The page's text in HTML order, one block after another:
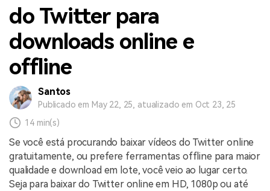
do Twitter para
downloads online e
offline
Santos
Publicado em May 22, 25, atualizado em Oct 23, 25
14 min(s)
Se você está procurando baixar vídeos do Twitter online
gratuitamente, ou prefere ferramentas offline para maior
qualidade e download em lote, você veio ao lugar certo.
Seja para baixar do Twitter online em HD, 1080p ou até